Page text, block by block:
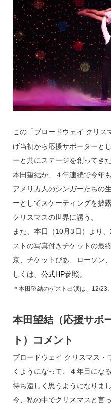
この「ブロードウェイ クリス
げ当初から応援サポーターと
ーと共にステージを創ってき
本田望結が、４年連続で今年
アメリカ人のシンガーたちの
ーとしてスケーティングを披
クリスマスの世界に誘う。
また、本日（10月3日）より
ストの写真付きチケットの最
京、チケットぴあ、ローソン
しくは、 公式HP参照。
＊本田望結のゲスト出演は、12/23
本田望結（応援サポ
ト）コメント
ブロードウェイ クリスマス・
くようになって、４年目にな
待ち遠しく思うようになりまし
今、私の中でクリスマスと言